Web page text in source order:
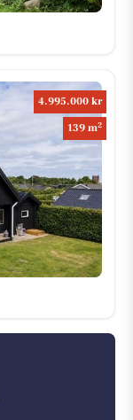
4.995.000 kr
139 m2